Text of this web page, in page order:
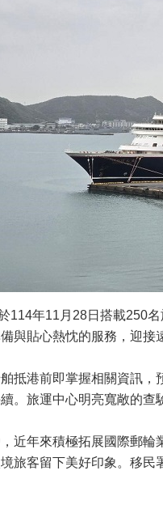
114年11月28日搭載250
與貼心熱忱的服務，迎
抵港前即掌握相關資訊
。旅運中心明亮寬敞的
近年來積極拓展國際郵
旅客留下美好印象。移